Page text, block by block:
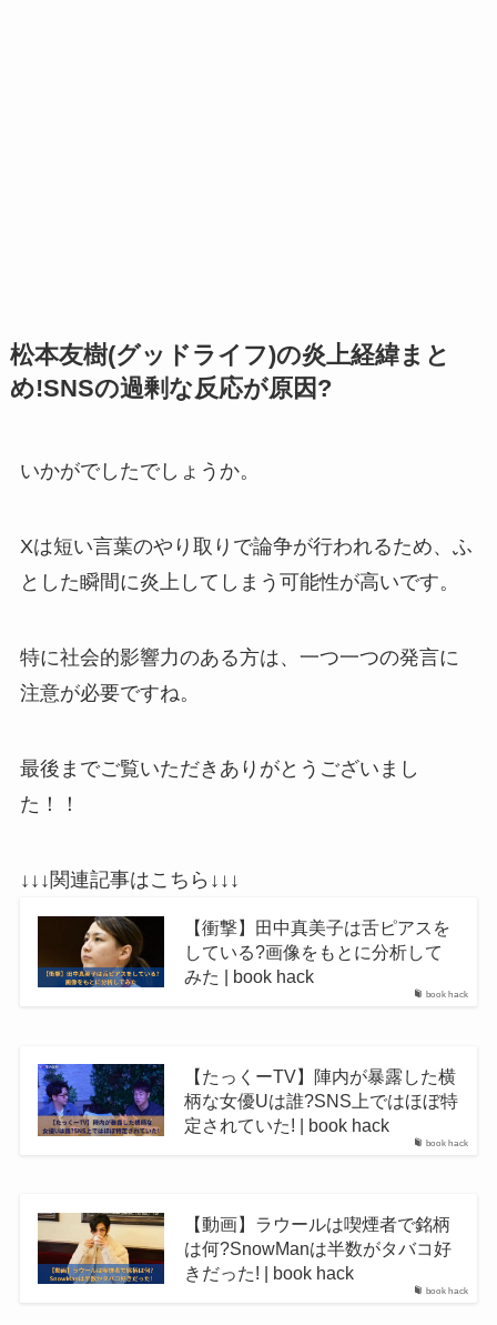
松本友樹(グッドライフ)の炎上経緯まと
め!SNSの過剰な反応が原因?
いかがでしたでしょうか。
Xは短い言葉のやり取りで論争が行われるため、ふ
とした瞬間に炎上してしまう可能性が高いです。
特に社会的影響力のある方は、一つ一つの発言に
注意が必要ですね。
最後までご覧いただきありがとうございまし
た！！
↓↓↓関連記事はこちら↓↓↓
book hack
【衝撃】田中真美子は舌ピアスを
している?画像をもとに分析して
みた | book hack
book hack
【たっくーTV】陣内が暴露した横
柄な女優Uは誰?SNS上ではほぼ特
定されていた! | book hack
book hack
【動画】ラウールは喫煙者で銘柄
は何?SnowManは半数がタバコ好
きだった! | book hack